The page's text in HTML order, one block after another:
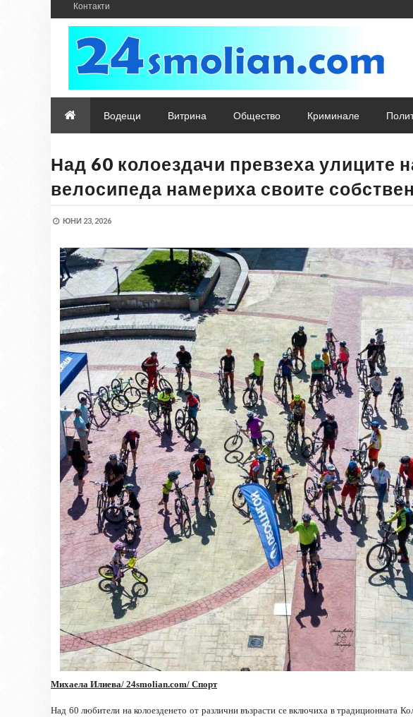
Контакти
Водещи Витрина Общество Криминале
Над 60 колоездачи превзеха улиците
велосипеда намериха своите
ЮНИ 23, 2026
Михаела Илиева/ 24smolian.com/ Спорт
Над 60 любители на колоезденето от различни възрасти се включиха в традиционната